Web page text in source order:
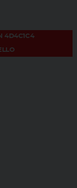
4D4C1C4